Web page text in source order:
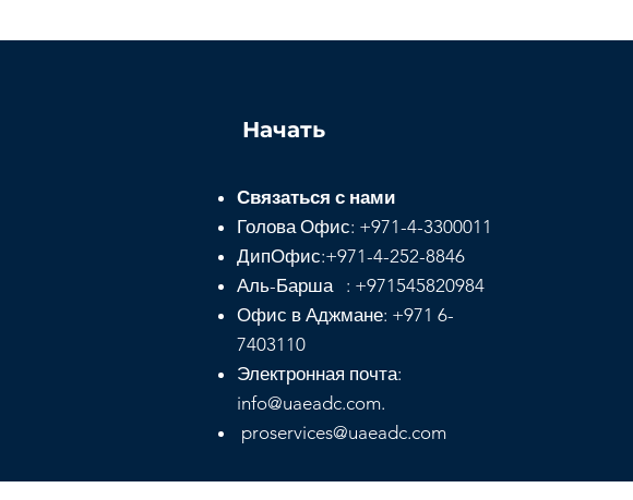
Начать
Связаться с нами
Голова Офис: +971-4-3300011
ДипОфис:+971-4-252-8846
Аль-Барша : +971545820984
Офис в Аджмане: +971 6-
7403110
Электронная почта:
info@uaeadc.com.
proservices@uaeadc.com